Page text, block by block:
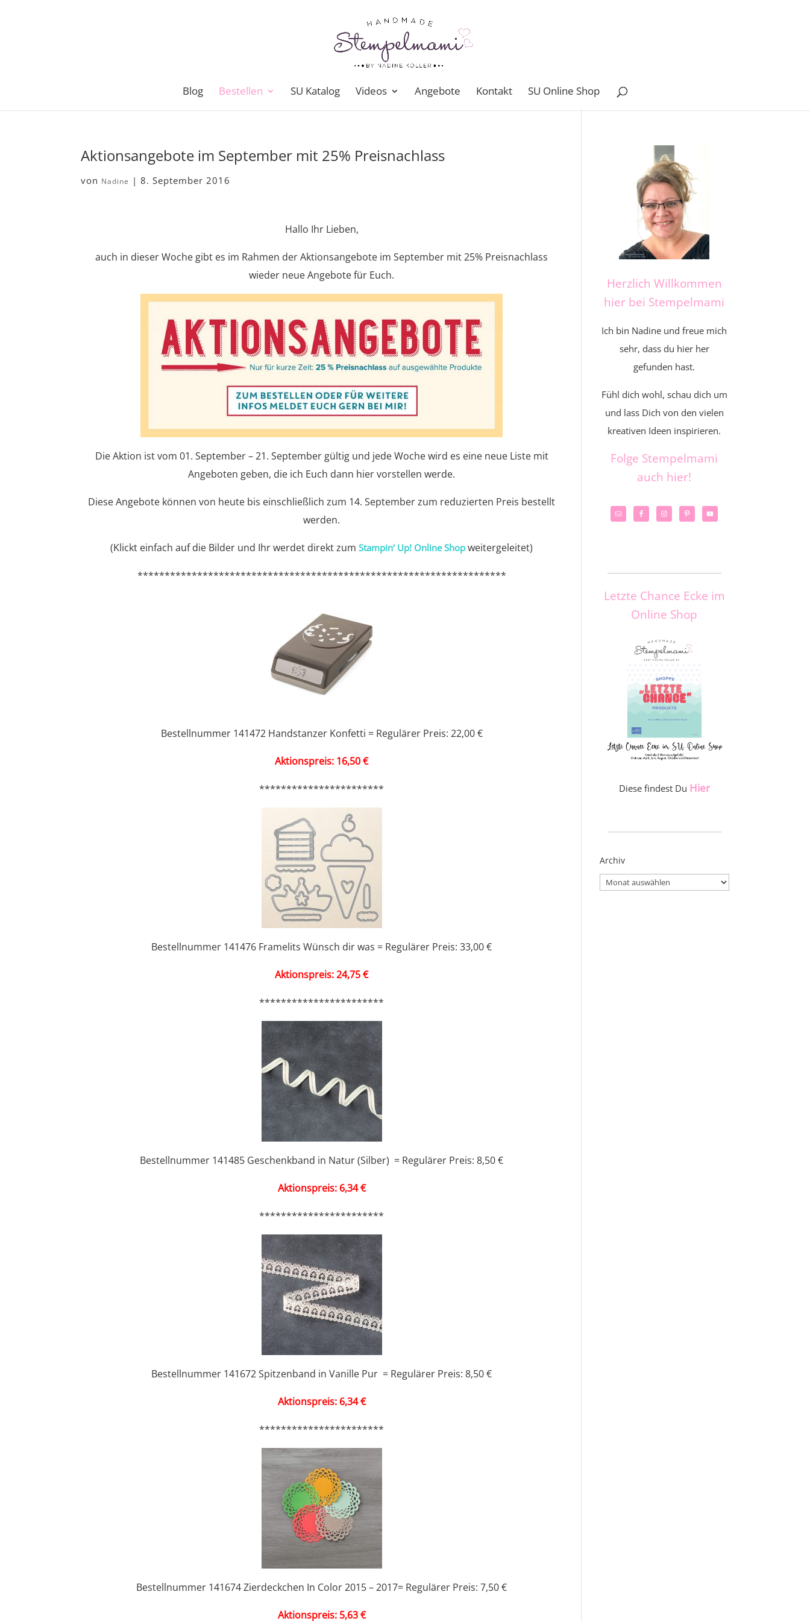
Blog Bestellen SU Katalog Videos Angebote Kontakt SU Online Shop
Aktionsangebote im September mit 25% Preisnachlass
von Nadine |8. September 2016
Hallo Ihr Lieben,
auch in dieser Woche gibt es im Rahmen der Aktionsangebote im September mit 25% Preisnachlass
wieder neue Angebote für Euch.
Die Aktion ist vom 01. September – 21. September gültig und jede Woche wird es eine neue Liste mit
Angeboten geben, die ich Euch dann hier vorstellen werde.
Diese Angebote können von heute bis einschließlich zum 14. September zum reduzierten Preis bestellt
werden.
(Klickt einfach auf die Bilder und Ihr werdet direkt zumStampin‘ Up! Online Shop weitergeleitet)
********************************************************************
Bestellnummer 141472 Handstanzer Konfetti = Regulärer Preis: 22,00 €
Aktionspreis: 16,50 €
***********************
Bestellnummer 141476 Framelits Wünsch dir was = Regulärer Preis: 33,00 €
Aktionspreis: 24,75 €
***********************
Bestellnummer 141485 Geschenkband in Natur (Silber) = Regulärer Preis: 8,50 €
Aktionspreis: 6,34 €
***********************
Bestellnummer 141672 Spitzenband in Vanille Pur = Regulärer Preis: 8,50 €
Aktionspreis: 6,34 €
***********************
Bestellnummer 141674 Zierdeckchen In Color 2015 – 2017= Regulärer Preis: 7,50 €
Aktionspreis: 5,63 €
Herzlich Willkommen
hier bei Stempelmami
Ich bin Nadine und freue mich
sehr, dass du hier her
gefunden hast.
Fühl dich wohl, schau dich um
und lass Dich von den vielen
kreativen Ideen inspirieren.
Folge Stempelmami
auch hier!
Letzte Chance Ecke im
Online Shop
Diese findest Du Hier
Archiv
Archiv